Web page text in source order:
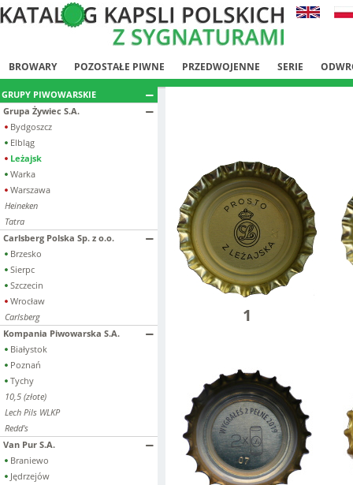
BROWARY POZOSTAŁE PIWNE PRZEDWOJENNE SERIE
GRUPY PIWOWARSKIE
Grupa Żywiec S.A.
Bydgoszcz
Elbląg
Leżajsk
Warka
Warszawa
Heineken
Tatra
Carlsberg Polska Sp. z o.o.
Brzesko
Sierpc
Szczecin
Wrocław
Carlsberg
Kompania Piwowarska S.A.
Białystok
Poznań
Tychy
10,5 (złote)
Lech Pils WLKP
Redd's
Van Pur S.A.
Braniewo
Jędrzejów
1